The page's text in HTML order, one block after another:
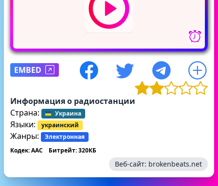
EMBED
Информация о радиостанции
Страна:
Украина
Языки: украинский
Жанры:
Электронная
Кодек: AAC
Битрейт: 320КБ
Веб-сайт: brokenbeats.net